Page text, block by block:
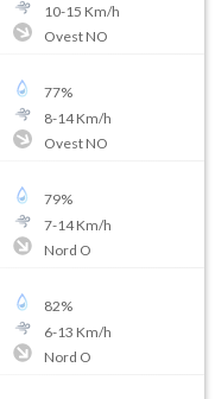
10-15 Km/h
Ovest NO
77%
8-14Km/h
Ovest NO
79%
7-14Km/h
Nord O
82%
6-13 Km/h
Nord O